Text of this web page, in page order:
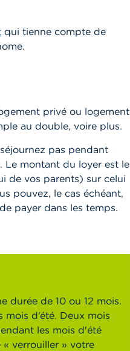
qui tienne compte de
privé ou logement
au double, voire plus.
pas pendant
Le montant du loyer est le
de vos parents) sur celui
pouvez, le cas échéant,
payer dans les temps.
durée de 10 ou 12 mois.
d’été. Deux mois
les mois d'été
verrouiller » votre